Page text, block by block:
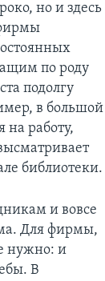
но и здесь
по роду
подолгу
в большой
работу,
библиотеки.
и вовсе
Для фирмы,
нужно: и
В